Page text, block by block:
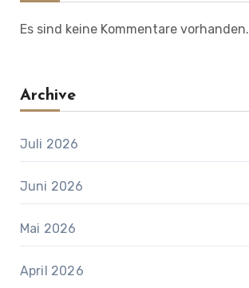
Es sind keine Kommentare vorhanden.
Archive
Juli 2026
Juni 2026
Mai 2026
April 2026